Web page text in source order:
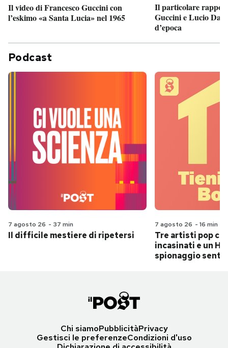
Il video di Francesco Guccini con
l’eskimo «a Santa Lucia» nel 1965
Il particolare
Guccini e Lucio
d’epoca
Podcast
7 agosto 26 - 37 min
Il difficile mestiere di ripetersi
7 agosto 26 - 16 min
Tre artisti pop
incasinati e un
spionaggio
Chi siamoPubblicitàPrivacy
Gestisci le preferenzeCondizioni d'uso